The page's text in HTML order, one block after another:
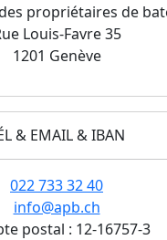
propriétaires de
Louis-Favre 35
1201 Genève
& EMAIL & IBAN
022 733 32 40
info@apb.ch
postal : 12-16757-3